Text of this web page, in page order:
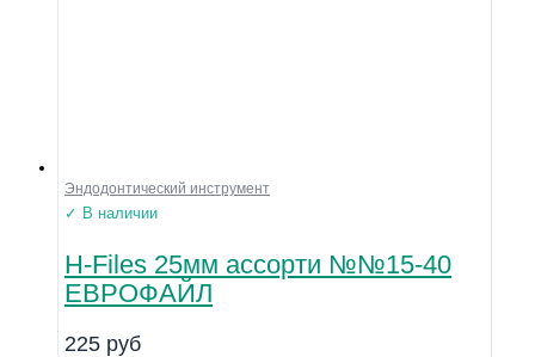
Эндодонтический инструмент
✓ В наличии
H-Files 25мм ассорти №№15-40
ЕВРОФАЙЛ
225 руб